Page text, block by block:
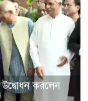
উদ্বোধন করলেন